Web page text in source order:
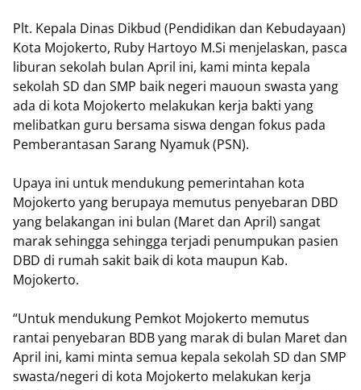
Plt. Kepala Dinas Dikbud (Pendidikan dan Kebudayaan)
Kota Mojokerto, Ruby Hartoyo M.Si menjelaskan, pasca
liburan sekolah bulan April ini, kami minta kepala
sekolah SD dan SMP baik negeri mauoun swasta yang
ada di kota Mojokerto melakukan kerja bakti yang
melibatkan guru bersama siswa dengan fokus pada
Pemberantasan Sarang Nyamuk (PSN).
Upaya ini untuk mendukung pemerintahan kota
Mojokerto yang berupaya memutus penyebaran DBD
yang belakangan ini bulan (Maret dan April) sangat
marak sehingga sehingga terjadi penumpukan pasien
DBD di rumah sakit baik di kota maupun Kab.
Mojokerto.
“Untuk mendukung Pemkot Mojokerto memutus
rantai penyebaran BDB yang marak di bulan Maret dan
April ini, kami minta semua kepala sekolah SD dan SMP
swasta/negeri di kota Mojokerto melakukan kerja